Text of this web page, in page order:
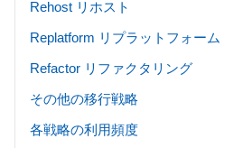
Rehost リホスト
Replatform リプラットフォーム
Refactor リファクタリング
その他の移行戦略
各戦略の利用頻度